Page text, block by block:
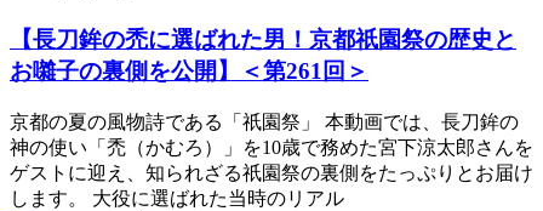
【長刀鉾の禿に選ばれた男！京都祇園祭の歴史と
お囃子の裏側を公開】＜第261回＞
京都の夏の風物詩である「祇園祭」 本動画では、長刀鉾の
神の使い「禿（かむろ）」を10歳で務めた宮下涼太郎さんを
ゲストに迎え、知られざる祇園祭の裏側をたっぷりとお届け
します。 大役に選ばれた当時のリアル